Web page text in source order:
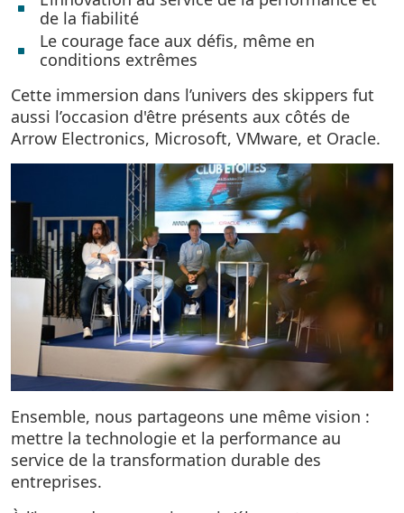
de la fiabilité
Le courage face aux défis, même en
conditions extrêmes
Cette immersion dans l’univers des skippers fut
aussi l’occasion d'être présents aux côtés de
Arrow Electronics, Microsoft, VMware, et Oracle.
Ensemble, nous partageons une même vision :
mettre la technologie et la performance au
service de la transformation durable des
entreprises.